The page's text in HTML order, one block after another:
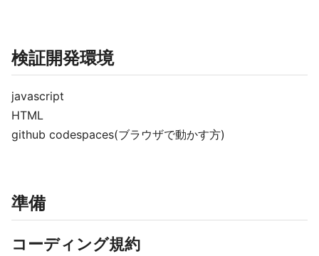
検証開発環境
javascript
HTML
github codespaces(ブラウザで動かす方)
準備
コーディング規約